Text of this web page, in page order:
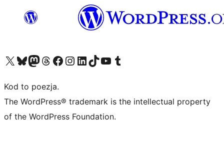
Odwiedź nasze konto X (dawniej Twitter)
Odwiedź nasze konto Bluesky
Odwiedź nasze konto na Mastodoncie
Odwiedź naszego Threadsa
Odwiedź naszego Facebooka
Odwiedź nasze konto na Instagramie
Odwiedź nasze konto na LinkedIn
Odwiedź naszego TikToka
Odwiedź nasz kanał YouTube
Odwiedź naszego Tumblra
Kod to poezja.
The WordPress® trademark is the intellectual property
of the WordPress Foundation.